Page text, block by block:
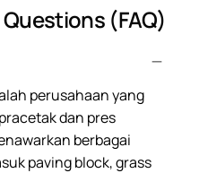
(FAQ)
perusahaan yang
dan pres
berbagai
paving block, grass